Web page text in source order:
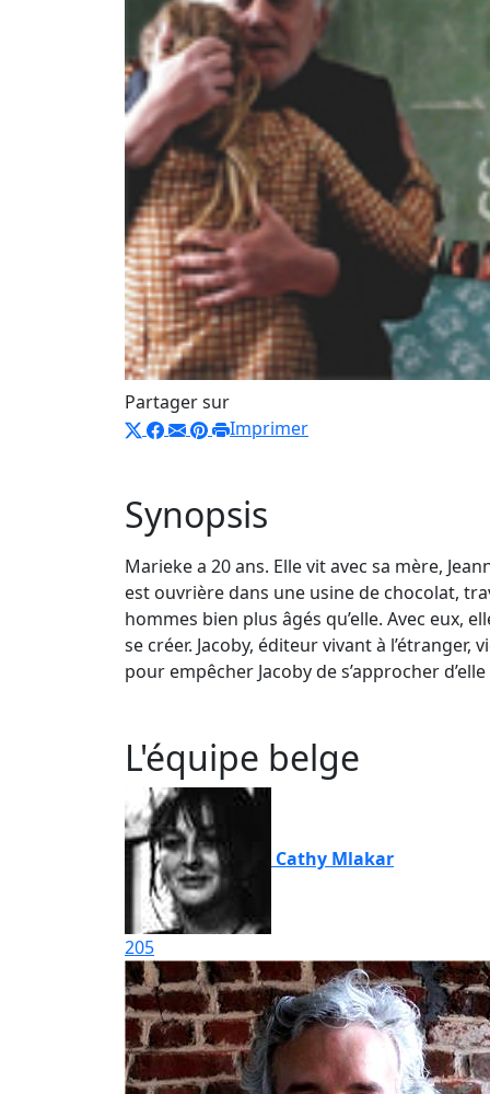
Partager sur
Imprimer
Synopsis
Marieke a 20 ans. Elle vit avec sa mère,
est ouvrière dans une usine de chocolat,
hommes bien plus âgés qu’elle. Avec eux,
se créer. Jacoby, éditeur vivant à
pour empêcher Jacoby de s’approcher
L'équipe belge
Cathy Mlakar
205